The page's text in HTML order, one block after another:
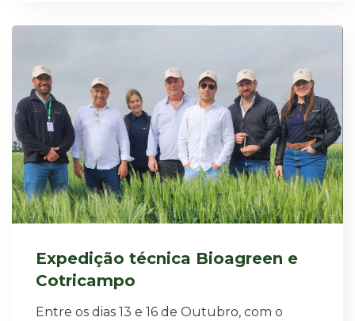
Expedição técnica Bioagreen e
Cotricampo
Entre os dias 13 e 16 de Outubro, com o